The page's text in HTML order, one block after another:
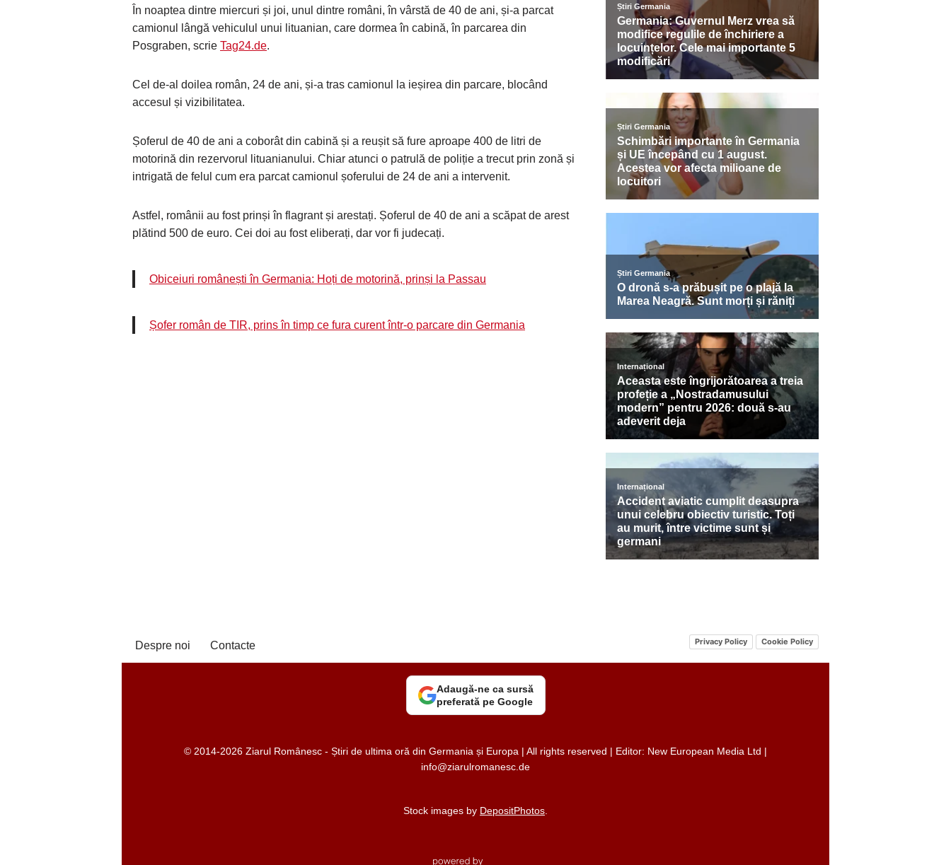
În noaptea dintre miercuri și joi, unul dintre români, în vârstă de 40 de ani, și-a parcat
camionul lângă vehiculul unui lituanian, care dormea în cabină, în parcarea din
Posgraben, scrie Tag24.de.
Cel de-al doilea român, 24 de ani, și-a tras camionul la ieșirea din parcare, blocând
accesul și vizibilitatea.
Șoferul de 40 de ani a coborât din cabină și a reușit să fure aproape 400 de litri de
motorină din rezervorul lituanianului. Chiar atunci o patrulă de poliție a trecut prin zonă și
intrigată de felul cum era parcat camionul șoferului de 24 de ani a intervenit.
Astfel, românii au fost prinși în flagrant și arestați. Șoferul de 40 de ani a scăpat de arest
plătind 500 de euro. Cei doi au fost eliberați, dar vor fi judecați.
Obiceiuri românești în Germania: Hoți de motorină, prinși la Passau
Șofer român de TIR, prins în timp ce fura curent într-o parcare din Germania
Despre noi Contacte Privacy Policy Cookie Policy
Adaugă-ne ca sursă
preferată pe Google
© 2014-2026 Ziarul Românesc - Știri de ultima oră din Germania și Europa | All rights reserved | Editor: New European Media Ltd |
info@ziarulromanesc.de
Stock images by DepositPhotos